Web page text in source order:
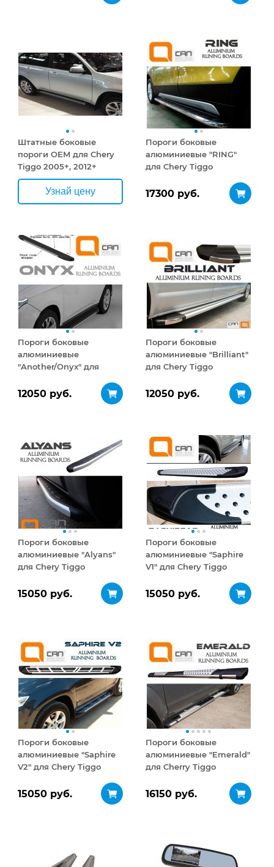
Штатные боковые
пороги OEM для Chery
Tiggo 2005+, 2012+
Узнай цену
Пороги боковые
алюминиевые "RING"
для Chery Tiggo
17300 руб.
Пороги боковые
алюминиевые
"Another/Onyx" для
12050 руб.
Пороги боковые
алюминиевые "Brilliant"
для Chery Tiggo
12050 руб.
Пороги боковые
алюминиевые "Alyans"
для Chery Tiggo
15050 руб.
Пороги боковые
алюминиевые "Saphire
V1" для Chery Tiggo
15050 руб.
Пороги боковые
алюминиевые "Saphire
V2" для Chery Tiggo
15050 руб.
Пороги боковые
алюминиевые "Emerald"
для Cherry Tiggo
16150 руб.